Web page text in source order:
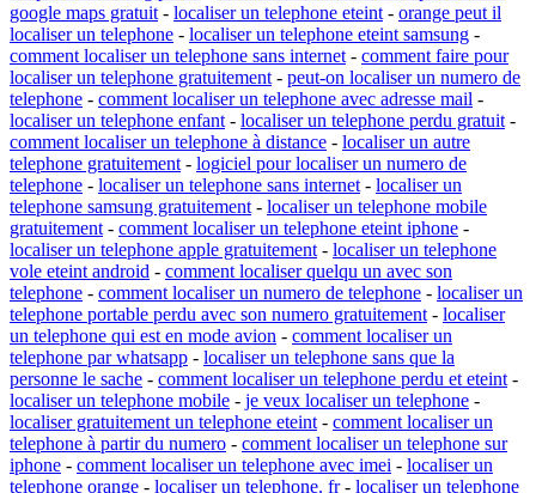
google maps gratuit - localiser un telephone eteint - orange peut il
localiser un telephone - localiser un telephone eteint samsung -
comment localiser un telephone sans internet - comment faire pour
localiser un telephone gratuitement - peut-on localiser un numero de
telephone - comment localiser un telephone avec adresse mail -
localiser un telephone enfant - localiser un telephone perdu gratuit -
comment localiser un telephone à distance - localiser un autre
telephone gratuitement - logiciel pour localiser un numero de
telephone - localiser un telephone sans internet - localiser un
telephone samsung gratuitement - localiser un telephone mobile
gratuitement - comment localiser un telephone eteint iphone -
localiser un telephone apple gratuitement - localiser un telephone
vole eteint android - comment localiser quelqu un avec son
telephone - comment localiser un numero de telephone - localiser un
telephone portable perdu avec son numero gratuitement - localiser
un telephone qui est en mode avion - comment localiser un
telephone par whatsapp - localiser un telephone sans que la
personne le sache - comment localiser un telephone perdu et eteint -
localiser un telephone mobile - je veux localiser un telephone -
localiser gratuitement un telephone eteint - comment localiser un
telephone à partir du numero - comment localiser un telephone sur
iphone - comment localiser un telephone avec imei - localiser un
telephone orange - localiser un telephone. fr- localiser un telephone